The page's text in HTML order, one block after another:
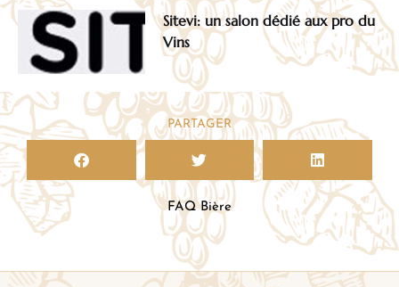
Sitevi: un salon dédié aux pro du
Vins
PARTAGER
FAQ Bière